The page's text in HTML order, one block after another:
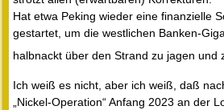
Hat etwa Peking wieder eine finanzielle
gestartet, um die westlichen Banken-
halbnackt über den Strand zu jagen und
Ich weiß es nicht, aber ich weiß, daß
„Nickel-Operation“ Anfang 2023 an der